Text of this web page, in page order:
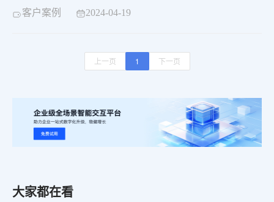
身打造了营销服一体化解决方案，助力金融机构快速响应
市场变化，实现高效的业务拓展，深度挖掘客户价值，提
客户案例 2024-04-19
上一页 1 下一页
大家都在看